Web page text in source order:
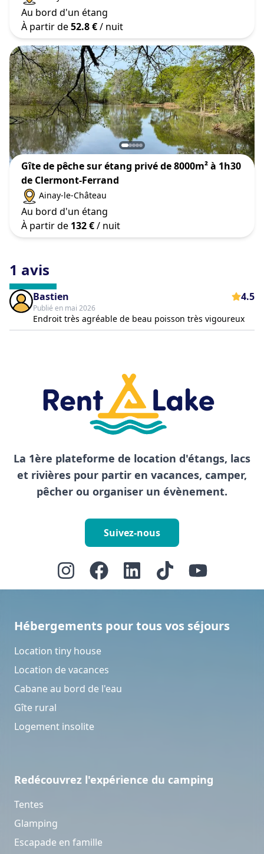
Au bord d'un étang
À partir de52.8 €/ nuit
Gîte de pêche sur étang privé de 8000m² à 1h30
de Clermont-Ferrand
Ainay-le-Château
Au bord d'un étang
À partir de 132 €/ nuit
1 avis
Bastien
Publié en mai 2026
4.5
Endroit très agréable de beau poisson très vigoureux
La 1ère plateforme de location d'étangs, lacs
et rivières pour partir en vacances, camper,
pêcher ou organiser un évènement.
Suivez-nous
Hébergements pour tous vos séjours
Location tiny house
Location de vacances
Cabane au bord de l'eau
Gîte rural
Logement insolite
Redécouvrez l'expérience du camping
Tentes
Glamping
Escapade en famille